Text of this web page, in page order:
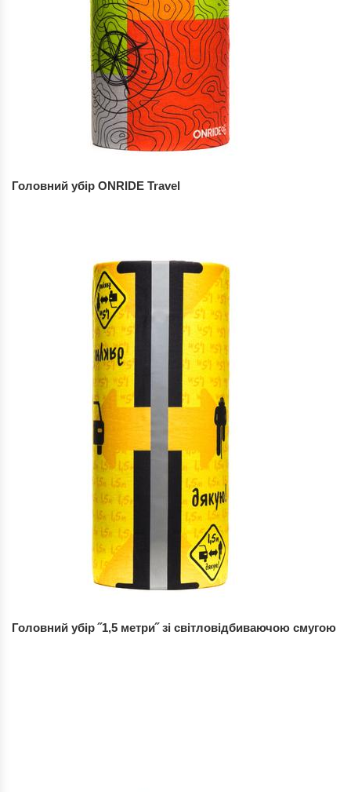
Головний убір ONRIDE Travel
Головний убір ˝1,5 метри˝ зі світловідбиваючою смугою